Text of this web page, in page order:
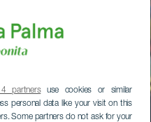
partnersuse cookies or similar
personal data like your visit on this
Some partners do not ask for your